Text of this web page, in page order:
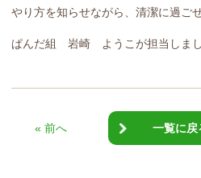
やり方を知らせながら、清潔に過ご
ぱんだ組 岩崎 ようこが担当しまし
« 前へ 一覧に戻